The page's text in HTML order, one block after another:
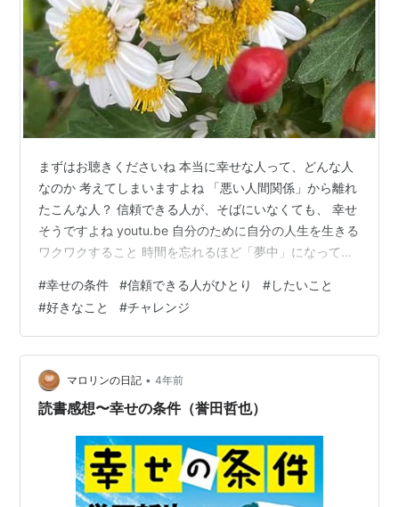
まずはお聴きくださいね 本当に幸せな人って、どんな人
なのか 考えてしまいますよね 「悪い人間関係」から離れ
たこんな人？ 信頼できる人が、そばにいなくても、 幸せ
そうですよね youtu.be 自分のために自分の人生を生きる
ワクワクすること 時間を忘れるほど「夢中」になってし
なること にかける時間など、 もしも「ない」という「悲
しい状況」ならば、 つまらないけれど「絶対しなければ
ならないこと」だけはして 大嫌いなことで、まあ、しな
くともなんとかなることは、しないという方法もありま
すよね 「時間配分」の話です 大嫌いで、してもしなくて
も、あま…
#幸せの条件 #信頼できる人がひとり #したいこと
#好きなこと #チャレンジ
マロリンの日記 • 4年前
読書感想〜幸せの条件（誉田哲也）